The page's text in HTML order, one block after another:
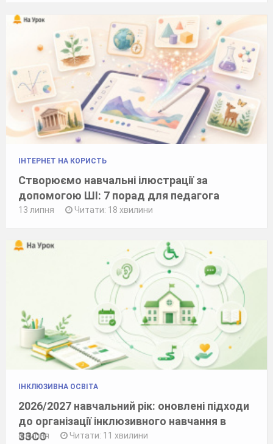
ІНТЕРНЕТ НА КОРИСТЬ
Створюємо навчальні ілюстрації за
допомогою ШІ: 7 порад для педагога
13 липня Читати: 18 хвилини
ІНКЛЮЗИВНА ОСВІТА
2026/2027 навчальний рік: оновлені підходи
до організації інклюзивного навчання в
ЗЗСО
8 липня Читати: 11 хвилини